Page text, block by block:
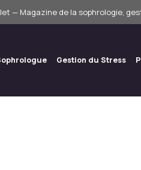
— Magazine de la sophrologie,
Gestion du Stress